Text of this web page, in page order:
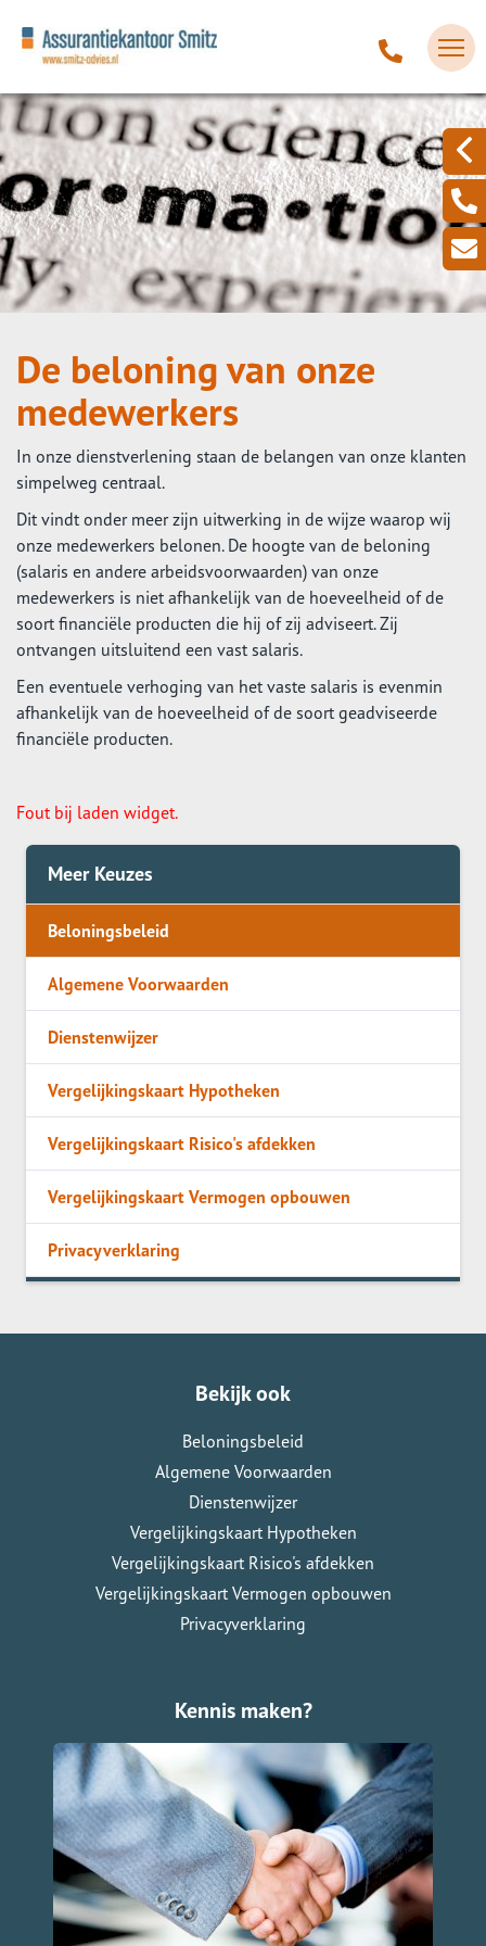
De beloning van onze
medewerkers
In onze dienstverlening staan de belangen van onze klanten
simpelweg centraal.
Dit vindt onder meer zijn uitwerking in de wijze waarop wij
onze medewerkers belonen. De hoogte van de beloning
(salaris en andere arbeidsvoorwaarden) van onze
medewerkers is niet afhankelijk van de hoeveelheid of de
soort financiële producten die hij of zij adviseert. Zij
ontvangen uitsluitend een vast salaris.
Een eventuele verhoging van het vaste salaris is evenmin
afhankelijk van de hoeveelheid of de soort geadviseerde
financiële producten.
Fout bij laden widget.
Meer Keuzes
Beloningsbeleid
Algemene Voorwaarden
Dienstenwijzer
Vergelijkingskaart Hypotheken
Vergelijkingskaart Risico's afdekken
Vergelijkingskaart Vermogen opbouwen
Privacyverklaring
Bekijk ook
Beloningsbeleid
Algemene Voorwaarden
Dienstenwijzer
Vergelijkingskaart Hypotheken
Vergelijkingskaart Risico's afdekken
Vergelijkingskaart Vermogen opbouwen
Privacyverklaring
Kennis maken?